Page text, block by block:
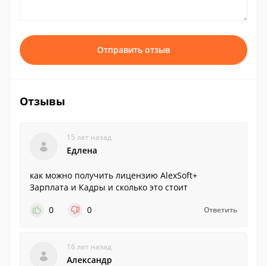
Отправить отзыв
Отзывы
15 лет назад
Едлена
как можно получить лицензию AlexSoft+
Зарплата и Кадры и сколько это стоит
0
0 Ответить
16 лет назад
Александр